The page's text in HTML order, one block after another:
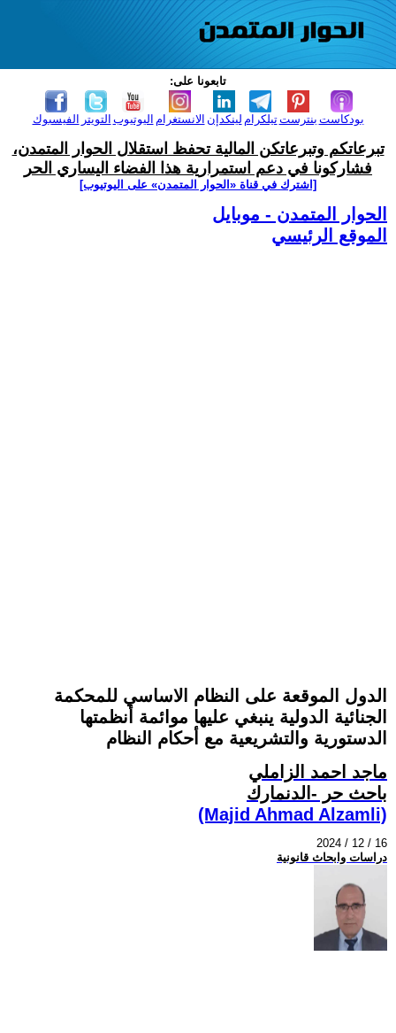
تابعونا على:
الفيسبوك التويتر اليوتيوب الانستغرام لينكدإن تيلكرامبنترست بودكاست
تبرعاتكم وتبرعاتكن المالية تحفظ استقلال الحوار المتمدن،
فشاركونا في دعم استمرارية هذا الفضاء اليساري الحر
[اشترك في قناة ‫«الحوار المتمدن» على اليوتيوب]
الحوار المتمدن - موبايل
الموقع الرئيسي
الدول الموقعة على النظام الاساسي للمحكمة
الجنائية الدولية ينبغي عليها موائمة أنظمتها
الدستورية والتشريعية مع أحكام النظام
ماجد احمد الزاملي
باحث حر -الدنمارك
(Majid Ahmad Alzamli)
2024 / 12 / 16
دراسات وابحاث قانونية